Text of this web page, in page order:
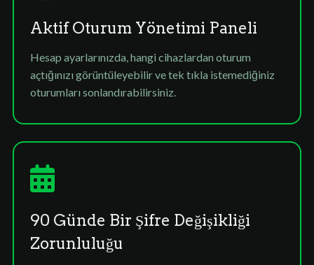
Aktif Oturum Yönetimi Paneli
Hesap ayarlarınızda, hangi cihazlardan oturum
açtığınızı görüntüleyebilir ve tek tıkla istemediğiniz
oturumları sonlandırabilirsiniz.
90 Günde Bir Şifre Değişikliği
Zorunluluğu